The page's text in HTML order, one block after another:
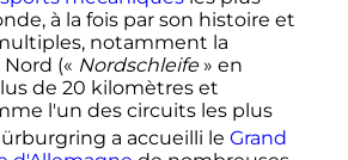
à la fois par son histoire et
notamment la
(« Nordschleife » en
de 20 kilomètreset
l'un des circuits les plus
a accueilli le Grand